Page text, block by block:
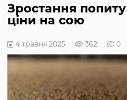
Зростання
ціни на сою
4 травня 2025 362 0